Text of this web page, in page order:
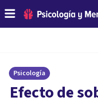
Psicología
Efecto de